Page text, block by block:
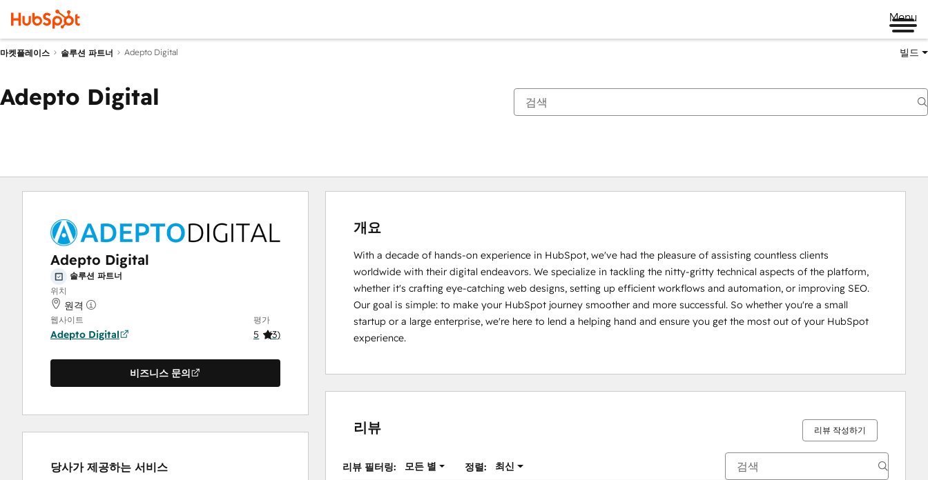
Menu
마켓플레이스 솔루션 파트너 Adepto Digital 빌드
Adepto Digital
Adepto Digital
솔루션 파트너
위치
원격
웹사이트
Adepto Digital
평가
5 (3)
비즈니스 문의
당사가 제공하는 서비스
개요
With a decade of hands-on experience in HubSpot, we've had the pleasure of assisting countless clients
worldwide with their digital endeavors. We specialize in tackling the nitty-gritty technical aspects of the platform,
whether it's crafting eye-catching web designs, setting up efficient workflows and automation, or improving SEO.
Our goal is simple: to make your HubSpot journey smoother and more successful. So whether you're a small
startup or a large enterprise, we're here to lend a helping hand and ensure you get the most out of your HubSpot
experience.
리뷰 리뷰 작성하기
리뷰 필터링: 모든 별 정렬: 최신